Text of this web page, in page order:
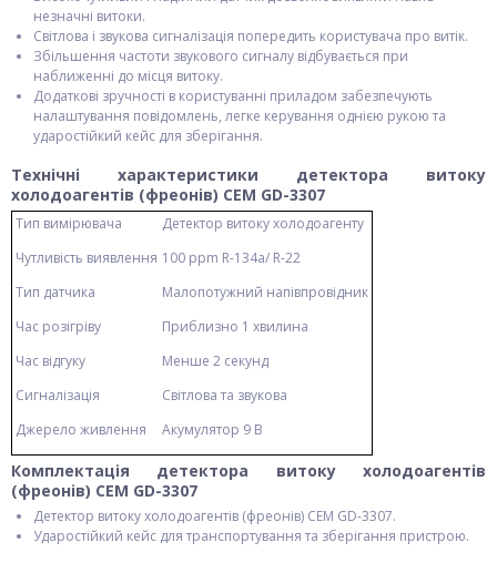
незначні витоки.
Світлова і звукова сигналізація попередить користувача про витік.
Збільшення частоти звукового сигналу відбувається при
наближенні до місця витоку.
Додаткові зручності в користуванні приладом забезпечують
налаштування повідомлень, легке керування однією рукою та
ударостійкий кейс для зберігання.
Технічні характеристики детектора витоку
холодоагентів (фреонів) CEM GD-3307
Тип вимірювача
Детектор витоку холодоагенту
Чутливість виявлення 100 ppm R-134a/ R-22
Тип датчика
Малопотужний напівпровідник
Час розігріву
Приблизно 1 хвилина
Час відгуку
Менше 2 секунд
Сигналізація
Світлова та звукова
Джерело живлення
Акумулятор 9 В
Комплектація детектора витоку холодоагентів
(фреонів) CEM GD-3307
Детектор витоку холодоагентів (фреонів) CEM GD-3307.
Ударостійкий кейс для транспортування та зберігання пристрою.